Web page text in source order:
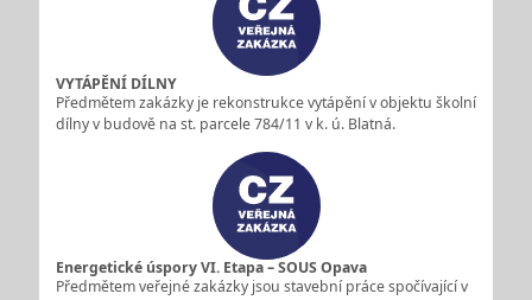
VYTÁPĚNÍ DÍLNY
Předmětem zakázky je rekonstrukce vytápění v objektu školní
dílny v budově na st. parcele 784/11 v k. ú. Blatná.
Energetické úspory VI. Etapa – SOUS Opava
Předmětem veřejné zakázky jsou stavební práce spočívající v